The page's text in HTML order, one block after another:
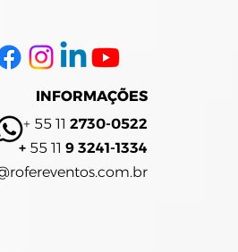
INFORMAÇÕES
+ 55 11 2730-0522
+ 55 11 9 3241-1334